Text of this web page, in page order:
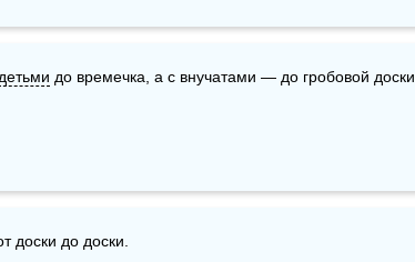
детьми до времечка, а с внучатами — до гробовой доски.
доски до доски.